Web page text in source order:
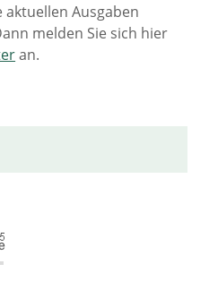
Ausgaben
melden Sie sich hier
an.